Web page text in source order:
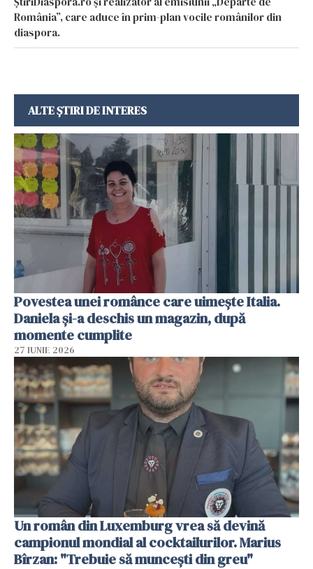
România”, care aduce în prim-plan vocile românilor din
diaspora.
ALTE ȘTIRI DE INTERES
Povestea unei românce care uimește Italia.
Daniela și-a deschis un magazin, după
momente cumplite
27 IUNIE 2026
Un român din Luxemburg vrea să devină
campionul mondial al cocktailurilor. Marius
Bîrzan: "Trebuie să muncești din greu"